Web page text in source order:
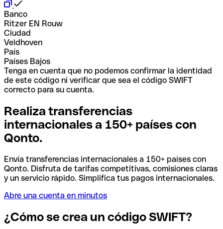
Banco
Ritzer EN Rouw
Ciudad
Veldhoven
País
Países Bajos
Tenga en cuenta que no podemos confirmar la identidad
de este código ni verificar que sea el código SWIFT
correcto para su cuenta.
Realiza transferencias
internacionales a 150+ países con
Qonto.
Envía transferencias internacionales a 150+ países con
Qonto. Disfruta de tarifas competitivas, comisiones claras
y un servicio rápido. Simplifica tus pagos internacionales.
Abre una cuenta en minutos
¿Cómo se crea un código SWIFT?